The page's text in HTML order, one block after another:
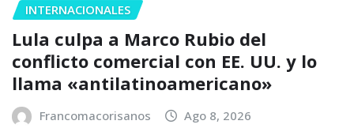
INTERNACIONALES
Lula culpa a Marco Rubio del
conflicto comercial con EE. UU. y lo
llama «antilatinoamericano»
Francomacorisanos Ago 8, 2026